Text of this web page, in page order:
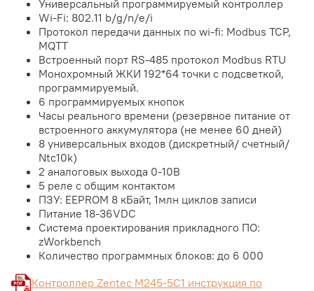
Универсальный программируемый контроллер
Wi-Fi: 802.11 b/g/n/e/i
Протокол передачи данных по wi-fi: Modbus TCP,
MQTT
Встроенный порт RS-485 протокол Modbus RTU
Монохромный ЖКИ 192*64 точки с подсветкой,
программируемый.
6 программируемых кнопок
Часы реального времени (резервное питание от
встроенного аккумулятора (не менее 60 дней)
8 универсальных входов (дискретный/ счетный/
Ntc10k)
2 аналоговых выхода 0-10В
5 реле с общим контактом
ПЗУ: EEPROM 8 кБайт, 1млн циклов записи
Питание 18-36VDC
Система проектирования прикладного ПО:
zWorkbench
Количество программных блоков: до 6 000
Контроллер Zentec M245-5C1 инструкция по